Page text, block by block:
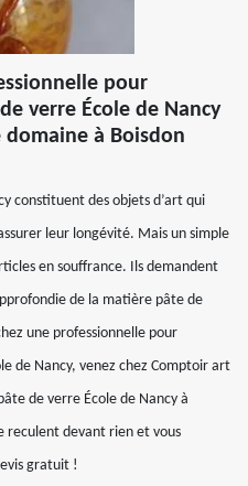
pour
verre École de Nancy
domaine à Boisdon
constituent des objets d’art qui
leur longévité. Mais un simple
en souffrance. Ils demandent
de la matière pâte de
une professionnelle pour
de Nancy, venez chez Comptoir art
de verre École de Nancy à
reculent devant rien et vous
gratuit !